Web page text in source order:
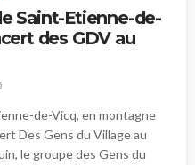
Saint-Etienne-de-
des GDV au
de-Vicq, en montagne
Des Gens du Village au
le groupe des Gens du